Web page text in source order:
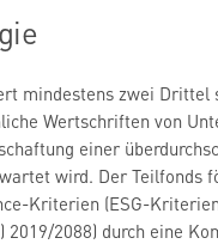
mindestens zwei Drittel
Wertschriften von
einer
wird. Der Teilfonds
Kriterien (ESG-
2019/2088) durch eine